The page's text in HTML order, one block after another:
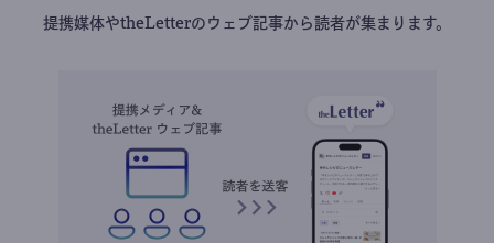
提携媒体やtheLetterのウェブ記事から読者が集まります。